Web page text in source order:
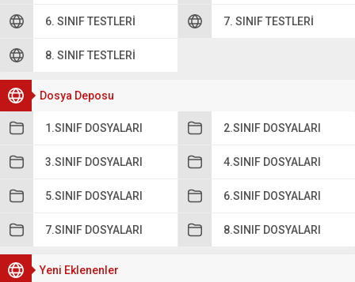
6. SINIF TESTLERI 7. SINIF TESTLERI
8. SINIF TESTLERI
Dosya Deposu
1.SINIF DOSYALARI 2.SINIF DOSYALARI
3.SINIF DOSYALARI 4.SINIF DOSYALARI
5.SINIF DOSYALARI 6.SINIF DOSYALARI
7.SINIF DOSYALARI 8.SINIF DOSYALARI
Yeni Eklenenler